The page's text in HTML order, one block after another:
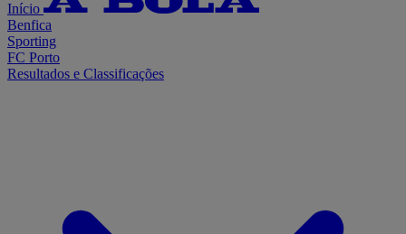
Início
Benfica
Sporting
FC Porto
Resultados e Classificações